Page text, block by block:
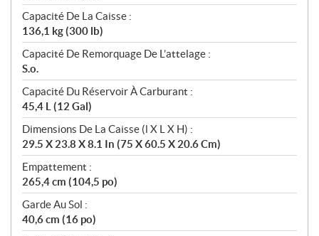
Capacité De La Caisse :
136,1 kg (300 lb)
Capacité De Remorquage De L’attelage :
S.o.
Capacité Du Réservoir À Carburant :
45,4 L (12 Gal)
Dimensions De La Caisse (l X L X H) :
29.5 X 23.8 X 8.1 In (75 X 60.5 X 20.6 Cm)
Empattement :
265,4 cm (104,5 po)
Garde Au Sol :
40,6 cm (16 po)